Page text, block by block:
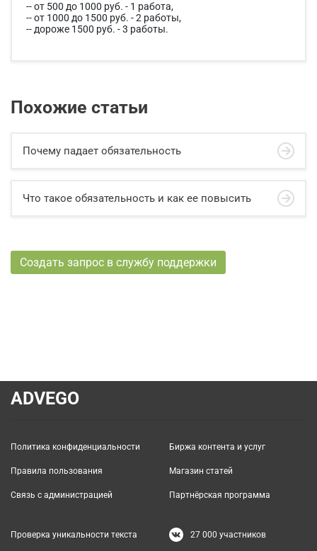
-- от 500 до 1000 руб. - 1 работа,
-- от 1000 до 1500 руб. - 2 работы,
-- дороже 1500 руб. - 3 работы.
Похожие статьи
Почему падает обязательность
Что такое обязательность и как ее повысить
Создать запрос в службу поддержки
ADVEGO
Политика конфиденциальности
Правила пользования
Связь с администрацией
Биржа контента и услуг
Магазин статей
Партнёрская программа
Проверка уникальности текста 27 000 участников